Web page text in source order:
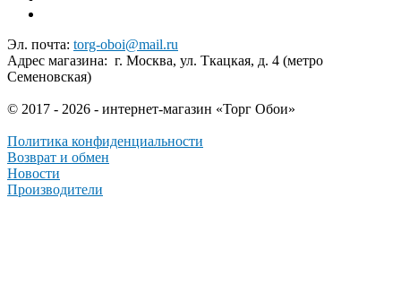
Эл. почта: torg-oboi@mail.ru
Адрес магазина: г. Москва, ул. Ткацкая, д. 4 (метро
Семеновская)
© 2017 - 2026 - интернет-магазин «Торг Обои»
Политика конфиденциальности
Возврат и обмен
Новости
Производители